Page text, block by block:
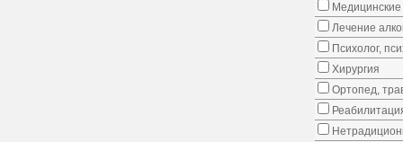
Медицинские
Лечение
Психолог,
Хирургия
Ортопед,